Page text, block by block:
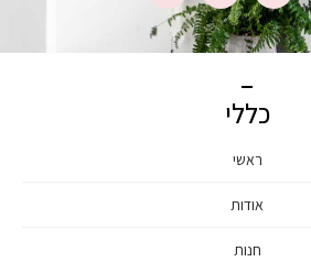
כללי
ראשי
אודות
חנות